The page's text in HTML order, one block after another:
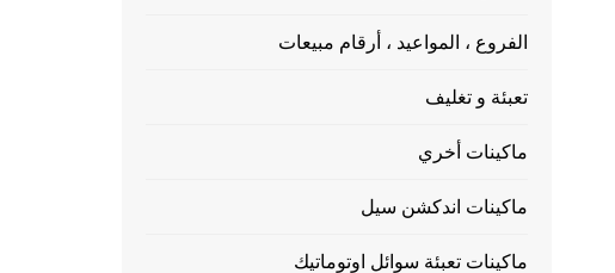
الفروع ، المواعيد ، أرقام مبيعات
تعبئة و تغليف
ماكينات أخري
ماكينات اندكشن سيل
ماكينات تعبئة سوائل اوتوماتيك